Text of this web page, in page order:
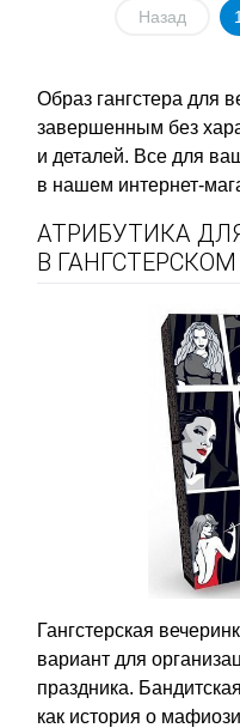
Назад 1
Образ гангстера для
завершенным без
и деталей. Все для
в нашем интернет-
АТРИБУТИКА
В
Гангстерская
вариант для
праздника.
как история о